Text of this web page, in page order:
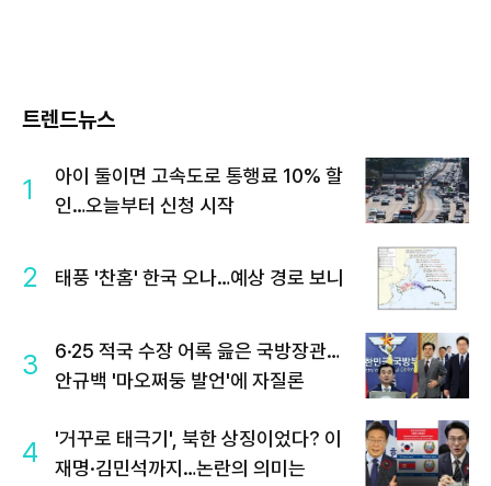
트렌드뉴스
1
아이 둘이면 고속도로 통행료 10% 할
인…오늘부터 신청 시작
2 태풍 '찬홈' 한국 오나…예상 경로 보니
3
6·25 적국 수장 어록 읊은 국방장관…
안규백 '마오쩌둥 발언'에 자질론
4
'거꾸로 태극기', 북한 상징이었다? 이
재명·김민석까지…논란의 의미는